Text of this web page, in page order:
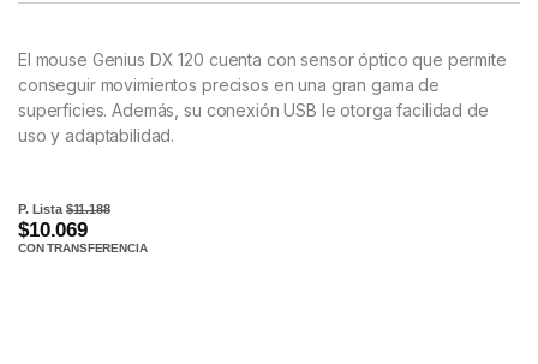
El mouse Genius DX 120 cuenta con sensor óptico que permite
conseguir movimientos precisos en una gran gama de
superficies. Además, su conexión USB le otorga facilidad de
uso y adaptabilidad.
P. Lista$11.188
$10.069
CON TRANSFERENCIA